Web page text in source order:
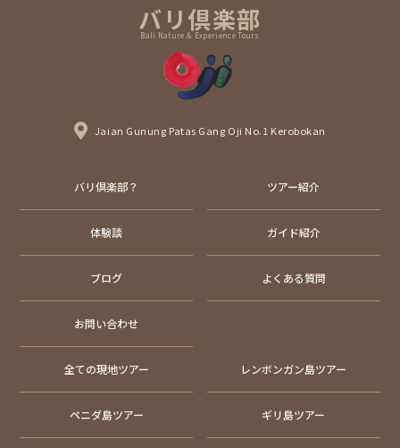
バリ倶楽部
Bali Nature & Experience Tours
Jaian Gunung Patas Gang Oji No.1 Kerobokan
バリ倶楽部？ ツアー紹介
体験談 ガイド紹介
ブログ よくある質問
お問い合わせ
全ての現地ツアー レンボンガン島ツアー
ペニダ島ツアー ギリ島ツアー